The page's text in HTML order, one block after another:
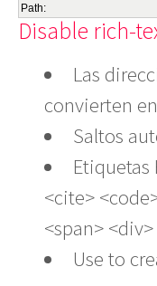
Path:
Disable rich-
Las
convierten
Saltos
Etiquetas
<cite>
<span>
Use to